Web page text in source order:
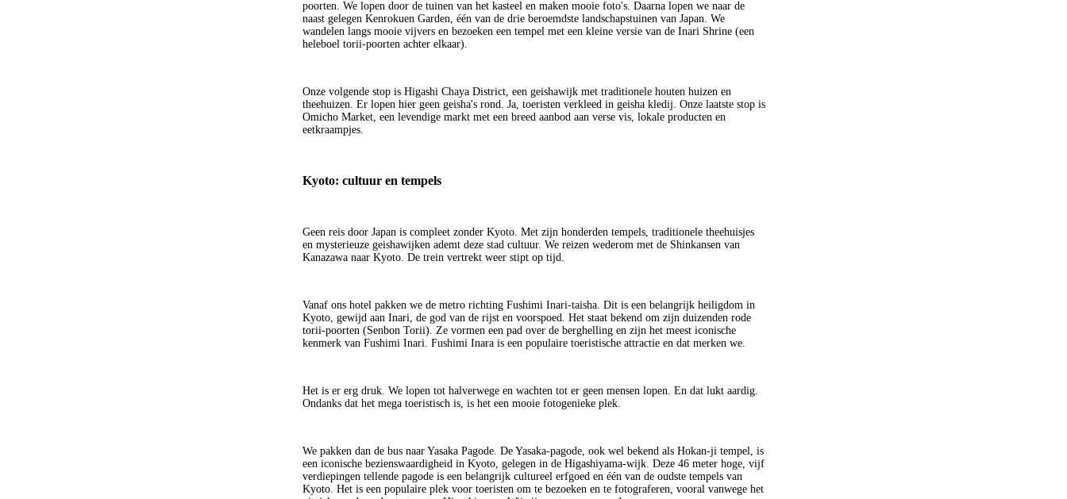
poorten. We lopen door de tuinen van het kasteel en maken mooie foto's. Daarna lopen we naar de
naast gelegen Kenrokuen Garden, één van de drie beroemdste landschapstuinen van Japan. We
wandelen langs mooie vijvers en bezoeken een tempel met een kleine versie van de Inari Shrine (een
heleboel torii-poorten achter elkaar).
Onze volgende stop is Higashi Chaya District, een geishawijk met traditionele houten huizen en
theehuizen. Er lopen hier geen geisha's rond. Ja, toeristen verkleed in geisha kledij. Onze laatste stop is
Omicho Market, een levendige markt met een breed aanbod aan verse vis, lokale producten en
eetkraampjes.
Kyoto: cultuur en tempels
Geen reis door Japan is compleet zonder Kyoto. Met zijn honderden tempels, traditionele theehuisjes
en mysterieuze geishawijken ademt deze stad cultuur. We reizen wederom met de Shinkansen van
Kanazawa naar Kyoto. De trein vertrekt weer stipt op tijd.
Vanaf ons hotel pakken we de metro richting Fushimi Inari-taisha. Dit is een belangrijk heiligdom in
Kyoto, gewijd aan Inari, de god van de rijst en voorspoed. Het staat bekend om zijn duizenden rode
torii-poorten (Senbon Torii). Ze vormen een pad over de berghelling en zijn het meest iconische
kenmerk van Fushimi Inari. Fushimi Inara is een populaire toeristische attractie en dat merken we.
Het is er erg druk. We lopen tot halverwege en wachten tot er geen mensen lopen. En dat lukt aardig.
Ondanks dat het mega toeristisch is, is het een mooie fotogenieke plek.
We pakken dan de bus naar Yasaka Pagode. De Yasaka-pagode, ook wel bekend als Hokan-ji tempel, is
een iconische bezienswaardigheid in Kyoto, gelegen in de Higashiyama-wijk. Deze 46 meter hoge, vijf
verdiepingen tellende pagode is een belangrijk cultureel erfgoed en één van de oudste tempels van
Kyoto. Het is een populaire plek voor toeristen om te bezoeken en te fotograferen, vooral vanwege het